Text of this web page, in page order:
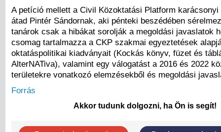
A petíció mellett a Civil Közoktatási Platform
átad Pintér Sándornak, aki pénteki beszédében
tanárok csak a hibákat sorolják a megoldási javaslatok
csomag tartalmazza a CKP szakmai egyeztetések
oktatáspolitikai kiadványait (Kockás könyv, füzet és
AlterNATiva), valamint egy válogatást a 2016 és 2022
területekre vonatkozó elemzésekből és megoldási
Forrás
Akkor tudunk dolgozni, ha Ön is segít!